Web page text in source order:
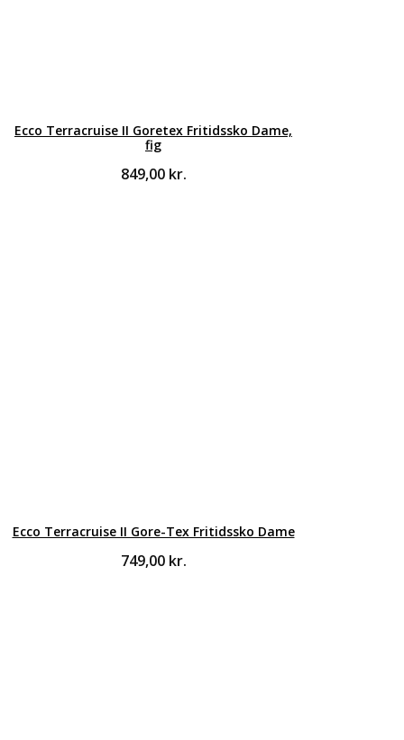
Ecco Terracruise II Goretex Fritidssko Dame,
fig
849,00 kr.
Ecco Terracruise II Gore-Tex Fritidssko Dame
749,00 kr.